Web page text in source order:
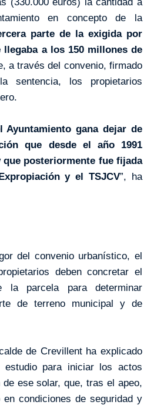
en concepto de la
parte de la exigida por
a los 150 millones de
a través del convenio, firmado
sentencia, los propietarios
Ayuntamiento gana dejar de
que desde el año 1991
posteriormente fue fijada
y el TSJCV”, ha
del convenio urbanístico, el
deben concretar el
la parcela para determinar
de terreno municipal y de
de Crevillent ha explicado
estudio para iniciar los actos
ese solar, que, tras el apeo,
en condiciones de seguridad y